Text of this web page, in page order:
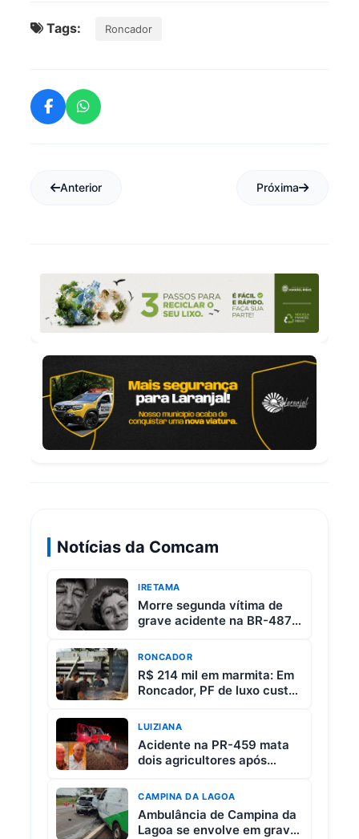
Tags: Roncador
Anterior Próxima
Notícias da Comcam
IRETAMA
Morre segunda vítima de
grave acidente na BR-487
RONCADOR
R$ 214 mil em marmita: Em
Roncador, PF de luxo custa
LUIZIANA
Acidente na PR-459 mata
dois agricultores após
caminhão
CAMPINA DA LAGOA
Ambulância de Campina da
Lagoa se envolve em grave